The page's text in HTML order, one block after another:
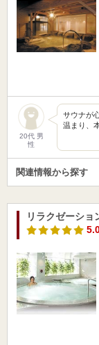
20代 男
性
サウナが
温まり、
関連情報から探す
リラクゼーシ